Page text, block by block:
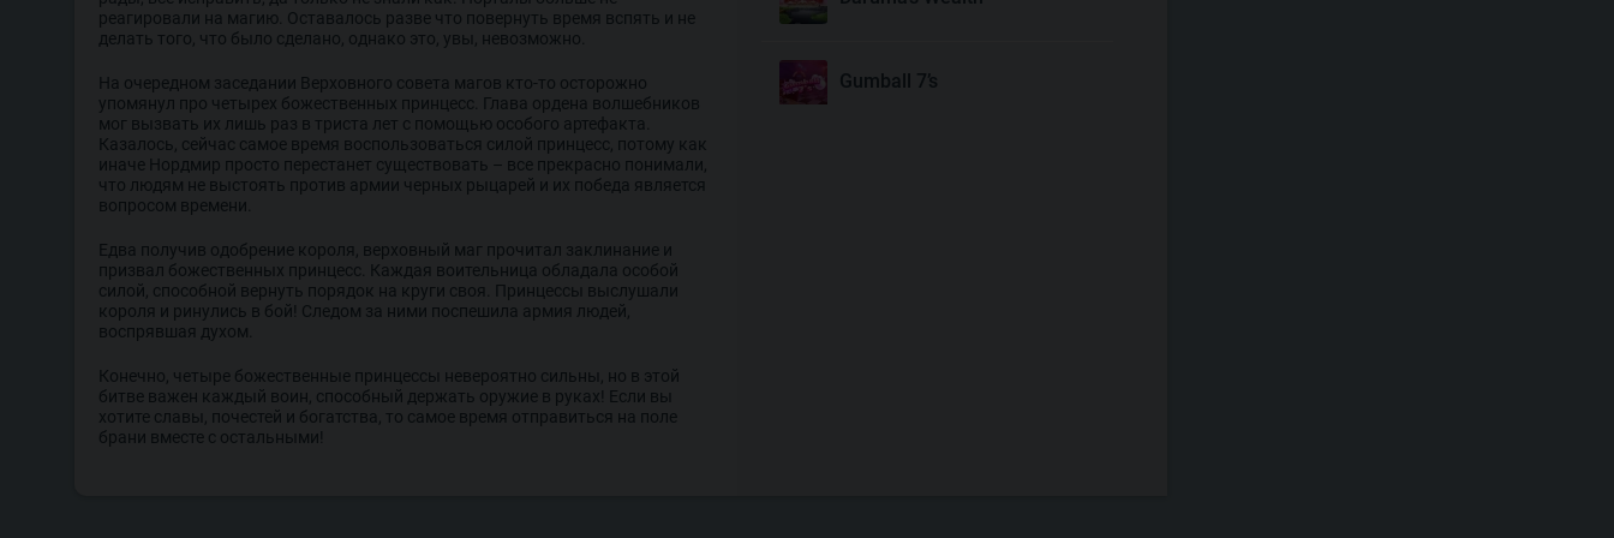
реагировали на магию. Оставалось разве что повернуть время вспять и не
делать того, что было сделано, однако это, увы, невозможно.
На очередном заседании Верховного совета магов кто-то осторожно
упомянул про четырех божественных принцесс. Глава ордена волшебников
мог вызвать их лишь раз в триста лет с помощью особого артефакта.
Казалось, сейчас самое время воспользоваться силой принцесс, потому как
иначе Нордмир просто перестанет существовать – все прекрасно понимали,
что людям не выстоять против армии черных рыцарей и их победа является
вопросом времени.
Едва получив одобрение короля, верховный маг прочитал заклинание и
призвал божественных принцесс. Каждая воительница обладала особой
силой, способной вернуть порядок на круги своя. Принцессы выслушали
короля и ринулись в бой! Следом за ними поспешила армия людей,
воспрявшая духом.
Конечно, четыре божественные принцессы невероятно сильны, но в этой
битве важен каждый воин, способный держать оружие в руках! Если вы
хотите славы, почестей и богатства, то самое время отправиться на поле
брани вместе с остальными!
Gumball 7’s